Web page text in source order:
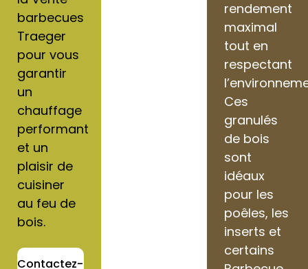
barbecues
Traeger
pour vous
garantir
un
chauffage
performant
et un
plaisir de
cuisiner
au feu de
bois.
Contactez-
rendement
maximal
tout en
respectant
Ces
granulés
de bois
sont
idéaux
pour les
poêles, les
inserts et
certains